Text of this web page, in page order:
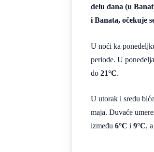
delu dana (u
i Banata, očekuje
U noći ka
periode. U
do 21°C.
U utorak i sredu
maja. Duvaće
između 6°C i 9°C,